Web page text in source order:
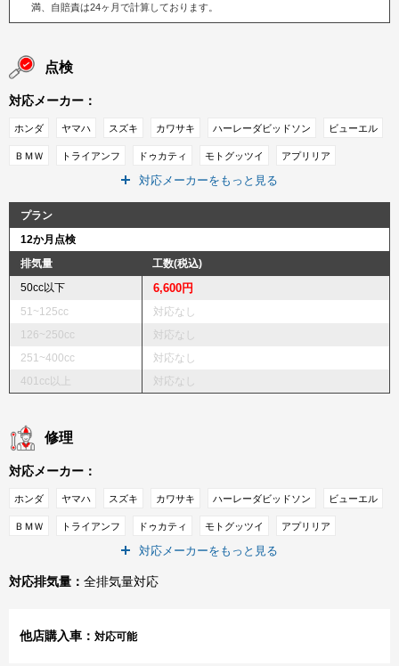
満、自賠責は24ヶ月で計算しております。
点検
対応メーカー：
ホンダ ヤマハ スズキ カワサキ ハーレーダビッドソン ビューエル
ＢＭＷ トライアンフ ドゥカティ モトグッツイ アプリリア
ＭＶアグスタ ベスパ ＫＴＭ キムコ
インディアン
対応メーカーをもっと見る
プラン
12か月点検
排気量
工数(税込)
50cc以下
6,600円
51~125cc
対応なし
126~250cc
対応なし
251~400cc
対応なし
401cc以上
対応なし
修理
対応メーカー：
ホンダ ヤマハ スズキ カワサキ ハーレーダビッドソン ビューエル
ＢＭＷ トライアンフ ドゥカティ モトグッツイ アプリリア
ＭＶアグスタ ベスパ ＫＴＭ キムコ
インディアン その他メーカー
対応メーカーをもっと見る
対応排気量： 全排気量対応
他店購入車： 対応可能